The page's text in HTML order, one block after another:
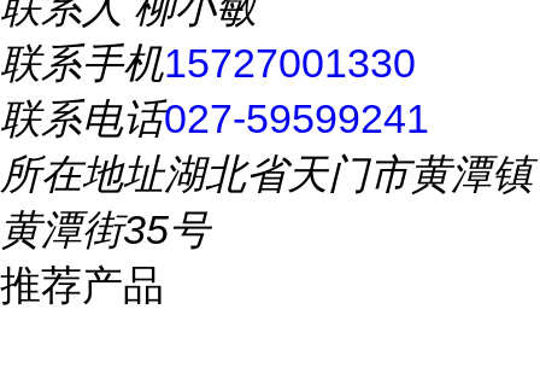
联系手机15727001330
联系电话027-59599241
所在地址湖北省天门市黄潭镇
黄潭街35号
推荐产品